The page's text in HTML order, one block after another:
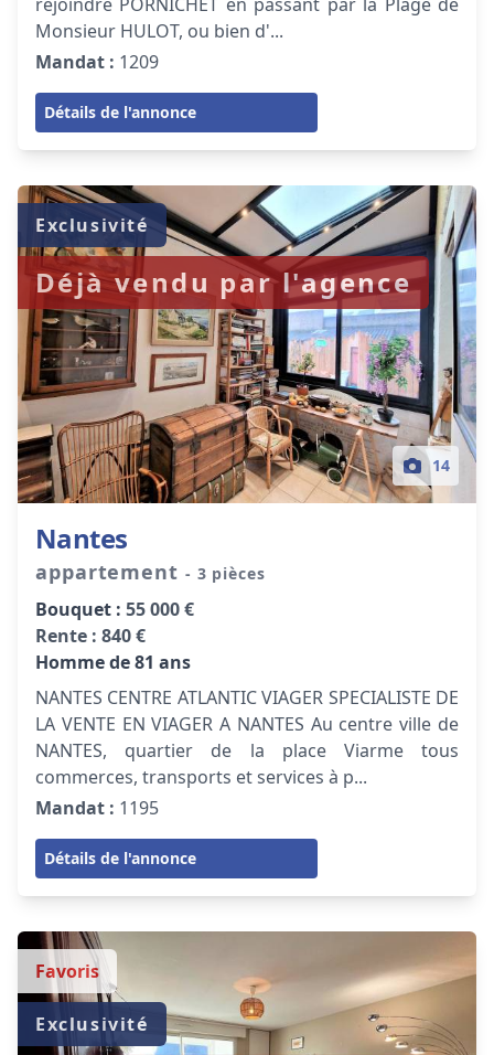
Monsieur HULOT, ou bien d'...
Mandat : 1209
Détails de l'annonce
14
Exclusivité
Déjà vendu par l'agence
Nantes
appartement - 3 pièces
Bouquet : 55 000 €
Rente : 840 €
Homme de 81 ans
NANTES CENTRE ATLANTIC VIAGER SPECIALISTE DE
LA VENTE EN VIAGER A NANTES Au centre ville de
NANTES, quartier de la place Viarme tous
commerces, transports et services à p...
Mandat : 1195
Détails de l'annonce
Favoris
Exclusivité